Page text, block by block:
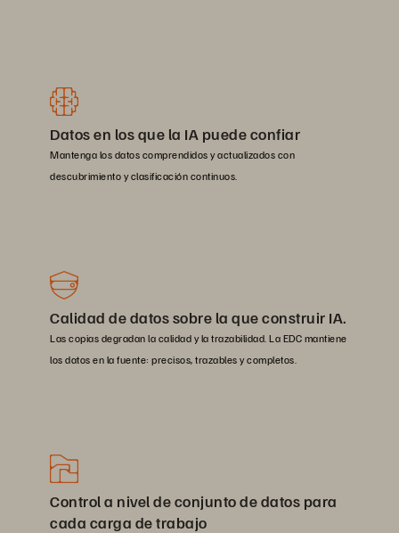
Datos en los que la IA puede confiar
Mantenga los datos comprendidos y actualizados con
descubrimiento y clasificación continuos.
Calidad de datos sobre la que construir IA.
Las copias degradan la calidad y la trazabilidad. La EDC mantiene
los datos en la fuente: precisos, trazables y completos.
Control a nivel de conjunto de datos para
cada carga de trabajo